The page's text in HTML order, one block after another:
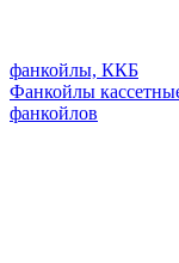
фанкойлы, ККБ
Фанкойлы
фанкойлов